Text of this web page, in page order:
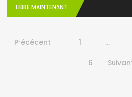
LIBRE MAINTENANT
Précédent 1 …
6